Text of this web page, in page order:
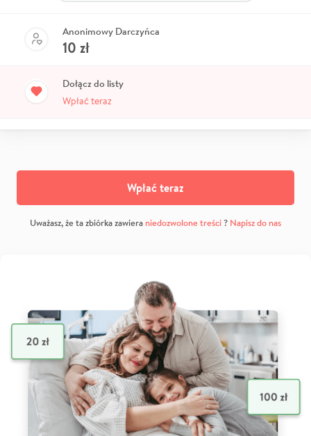
Anonimowy Darczyńca
10 zł
Dołącz do listy
Wpłać teraz
Wpłać teraz
Uważasz, że ta zbiórka zawiera niedozwolone treści? Napisz do nas